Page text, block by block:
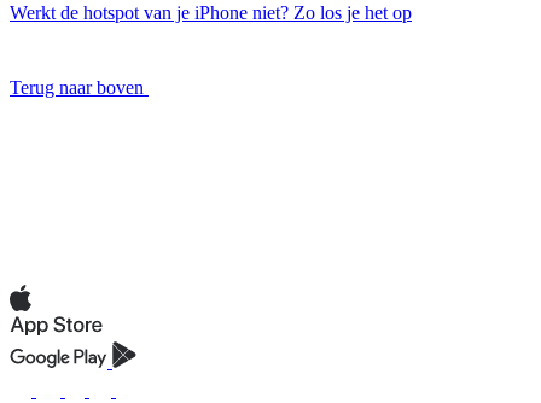
Werkt de hotspot van je iPhone niet? Zo los je het op
Terug naar boven